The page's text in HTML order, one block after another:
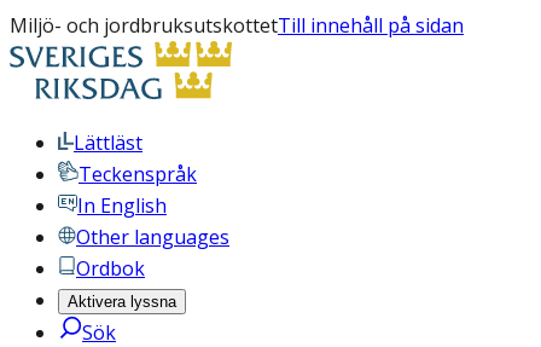
Miljö- och jordbruksutskottetTill innehåll på sidan
Lättläst
Teckenspråk
In English
Other languages
Ordbok
Aktivera lyssna
Sök